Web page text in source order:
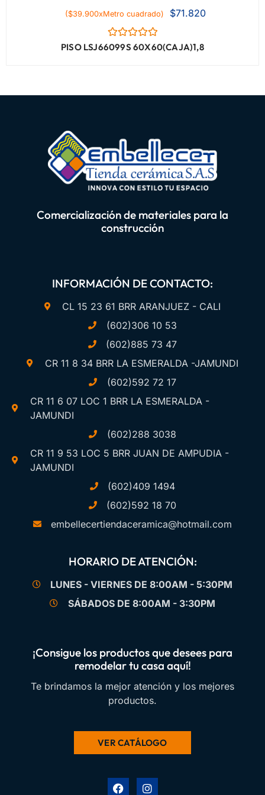
($39.900xMetro cuadrado) $71.820
Valorado
PISO LSJ66099S 60X60(CAJA)1,8
Comercialización de materiales para la
construcción
INFORMACIÓN DE CONTACTO:
CL 15 23 61 BRR ARANJUEZ - CALI
(602)306 10 53
(602)885 73 47
CR 11 8 34 BRR LA ESMERALDA -JAMUNDI
(602)592 72 17
CR 11 6 07 LOC 1 BRR LA ESMERALDA -
JAMUNDI
(602)288 3038
CR 11 9 53 LOC 5 BRR JUAN DE AMPUDIA -
JAMUNDI
(602)409 1494
(602)592 18 70
embellecertiendaceramica@hotmail.com
HORARIO DE ATENCIÓN:
LUNES - VIERNES DE 8:00AM - 5:30PM
SÁBADOS DE 8:00AM - 3:30PM
¡Consigue los productos que desees para
remodelar tu casa aquí!
Te brindamos la mejor atención y los mejores
productos.
VER CATÁLOGO